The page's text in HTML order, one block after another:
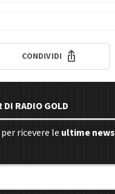
CONDIVIDI
RADIO GOLD
ricevere le ultime news